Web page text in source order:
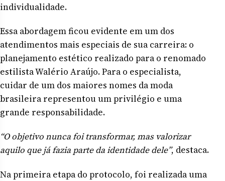
individualidade.
Essa abordagem ficou evidente em um dos
atendimentos mais especiais de sua carreira: o
planejamento estético realizado para o renomado
estilista Walério Araújo. Para o especialista,
cuidar de um dos maiores nomes da moda
brasileira representou um privilégio e uma
grande responsabilidade.
“O objetivo nunca foi transformar, mas valorizar
aquilo que já fazia parte da identidade dele”, destaca.
Na primeira etapa do protocolo, foi realizada uma